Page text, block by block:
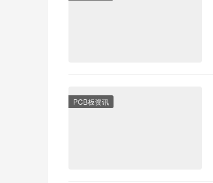
PCB板资讯